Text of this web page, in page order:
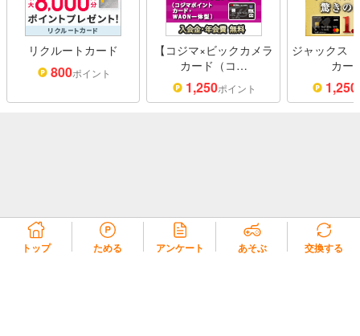
リクルートカード
800ポイント
【コジマ×ビックカメラ
カード（コ…
1,250ポイント
ジャックス
カー
1,250
トップ ためる アンケート あそぶ 交換する